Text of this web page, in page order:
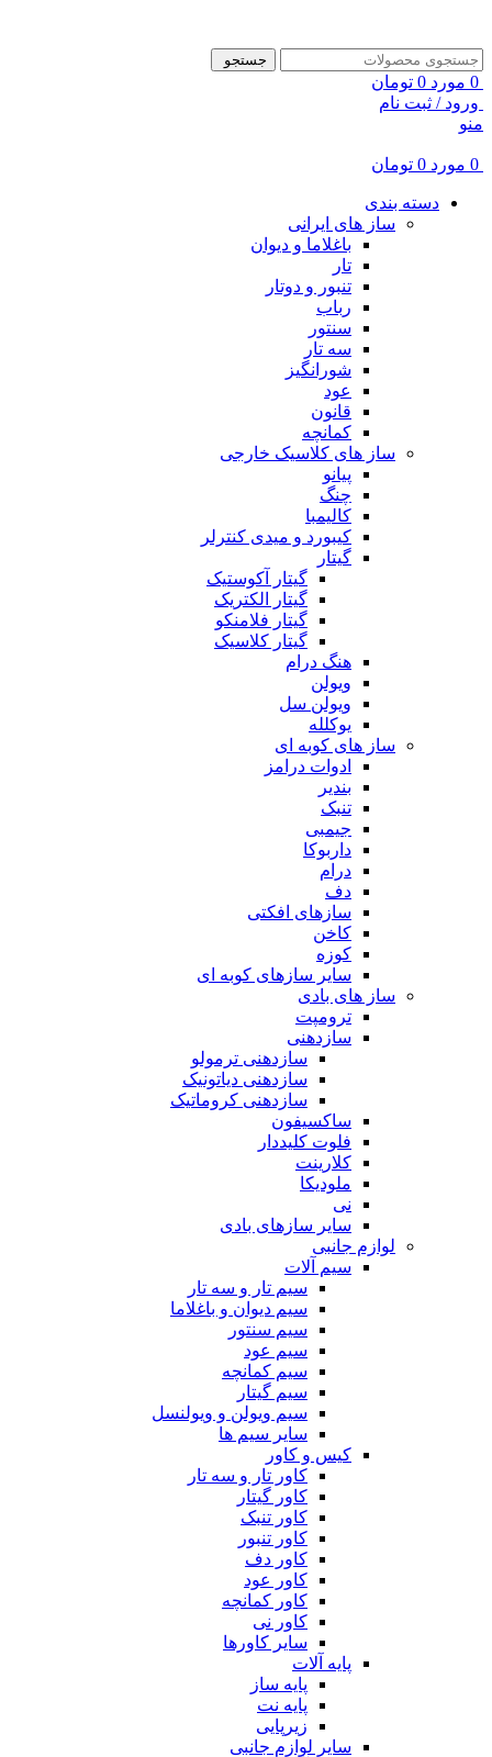
جستجو
0 مورد 0 تومان
ورود / ثبت نام
منو
0 مورد 0 تومان
دسته بندی
ساز های ایرانی
باغلاما و دیوان
تار
تنبور و دوتار
رباب
سنتور
سه تار
شورانگیز
عود
قانون
کمانچه
ساز های کلاسیک خارجی
پیانو
چنگ
کالیمبا
کیبورد و میدی کنترلر
گیتار
گیتار آکوستیک
گیتار الکتریک
گیتار فلامنکو
گیتار کلاسیک
هنگ درام
ویولن
ویولن سل
یوکلله
ساز های کوبه ای
ادوات درامز
بندیر
تنبک
جیمبی
داربوکا
درام
دف
سازهای افکتی
کاخن
کوزه
سایر سازهای کوبه ای
ساز های بادی
ترومپت
سازدهنی
سازدهنی ترمولو
سازدهنی دیاتونیک
سازدهنی کروماتیک
ساکسیفون
فلوت کلیددار
کلارینت
ملودیکا
نی
سایر سازهای بادی
لوازم جانبی
سیم آلات
سیم تار و سه تار
سیم دیوان و باغلاما
سیم سنتور
سیم عود
سیم کمانچه
سیم گیتار
سیم ویولن و ویولنسل
سایر سیم ها
کیس و کاور
کاور تار و سه تار
کاور گیتار
کاور تنبک
کاور تنبور
کاور دف
کاور عود
کاور کمانچه
کاور نی
سایر کاورها
پایه آلات
پایه ساز
پایه نت
زیرپایی
سایر لوازم جانبی